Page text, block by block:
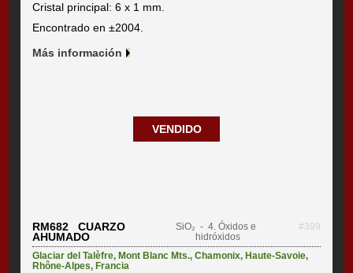
Cristal principal: 6 x 1 mm.
Encontrado en ±2004.
Más información
VENDIDO
RM682 CUARZO
AHUMADO
SiO₂ - 4. Óxidos e
hidróxidos
#399
Glaciar del Talèfre, Mont Blanc Mts.,Chamonix, Haute-Savoie,
Rhône-Alpes, Francia